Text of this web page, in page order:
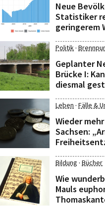
Neue
Statistiker
geringerem
Politik·
Geplanter
Brücke I:
diesmal
Leben · Fälle &
Wieder
Sachsen:
Bildung · Bücher
Wie
Mauls